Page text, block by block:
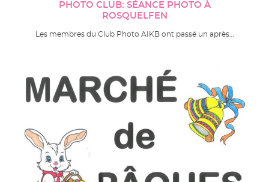
PHOTO CLUB: SÉANCE PHOTO À
ROSQUELFEN
Les membres du Club Photo AIKB ont passé un après…